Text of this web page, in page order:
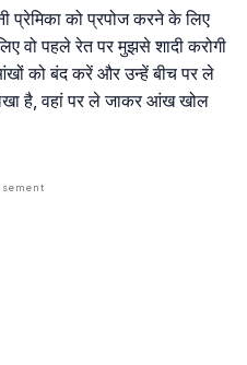
प्रेमिका को प्रपोज करने के लिए
वो पहले रेत पर मुझसे शादी करोगी
को बंद करें और उन्हें बीच पर ले
है, वहां पर ले जाकर आंख खोल